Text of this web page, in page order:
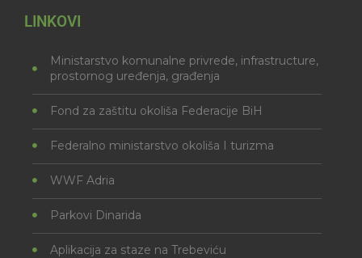
LINKOVI
Ministarstvo komunalne privrede, infrastructure,
prostornog uređenja, građenja
Fond za zaštitu okoliša Federacije BiH
Federalno ministarstvo okoliša I turizma
WWF Adria
Parkovi Dinarida
Aplikacija za staze na Trebeviću